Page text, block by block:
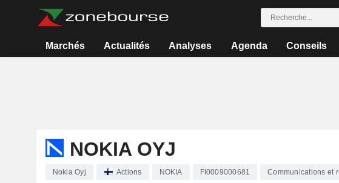
Marchés Actualités Analyses Agenda Conseils
NOKIA OYJ
Nokia Oyj Actions NOKIA FI0009000681 Communications et